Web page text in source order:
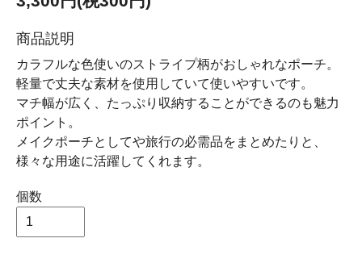
商品説明
カラフルな色使いのストライプ柄がおしゃれなポーチ。
軽量で丈夫な素材を使用していて使いやすいです。
マチ幅が広く、たっぷり収納することができるのも魅力
ポイント。
メイクポーチとしてや旅行の必需品をまとめたりと、
様々な用途に活躍してくれます。
個数